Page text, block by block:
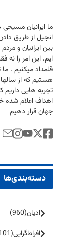
ما ایرانیان
انجیل از طریق
بین ایرانیان و
ایم. این امر را
قلمداد میكنیم .
هستیم كه از
تجربه هایی داریم
اهداف اعلام شده
جهان قرار دهیم
دسته‌بندی‌ها
ادیان(960)
افراط‌گرایی(1101)